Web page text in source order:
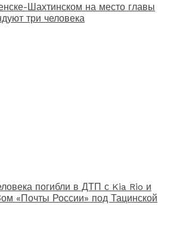
Шахтинском на место главы
три человека
погибли в ДТП с Kia Rio и
«Почты России» под Тацинской